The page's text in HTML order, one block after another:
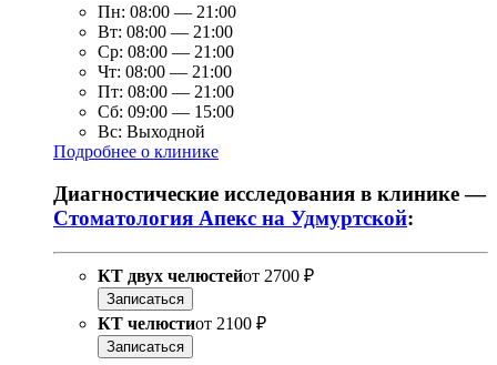
Пн: 08:00 — 21:00
Вт: 08:00 — 21:00
Ср: 08:00 — 21:00
Чт: 08:00 — 21:00
Пт: 08:00 — 21:00
Сб: 09:00 — 15:00
Вс: Выходной
Подробнее о клинике
Диагностические исследования в клинике —
Стоматология Апекс на Удмуртской:
КТ двух челюстейот 2700 ₽
Записаться
КТ челюстиот 2100 ₽
Записаться